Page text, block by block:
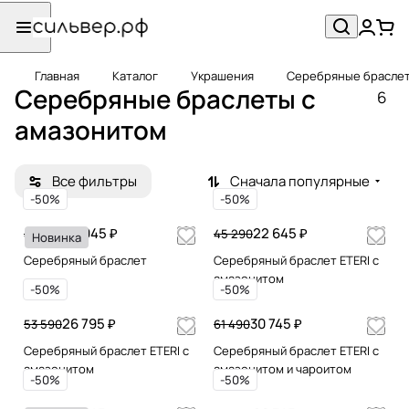
Главная Каталог Украшения Серебряные
Серебряные браслеты с
амазонитом
6
Все фильтры Сначала популярные
Новинка
-50%
22 945 ₽
45 890
Серебряный браслет
-50%
22 645 ₽
45 290
Серебряный браслет ETERI с
амазонитом
-50%
26 795 ₽
53 590
Серебряный браслет ETERI с
амазонитом
-50%
30 745 ₽
61 490
Серебряный браслет ETERI с
амазонитом и чароитом
-50% -50%